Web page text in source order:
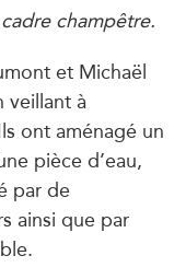
champêtre.
et Michaël
veillant à
ont aménagé un
pièce d’eau,
par de
ainsi que par